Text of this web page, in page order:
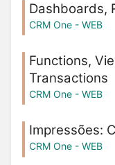
Dashboards,
CRM One - WEB
Functions,
Transactions
CRM One - WEB
Impressões:
CRM One - WEB